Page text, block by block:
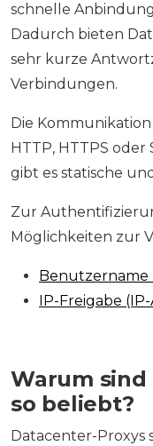
schnelle
Dadurch bieten
sehr kurze
Verbindungen.
Die
HTTP, HTTPS
gibt es statische
Zur
Möglichkeiten zur
Benutzername
IP-Freigabe
Warum sind
so beliebt?
Datacenter-Proxys